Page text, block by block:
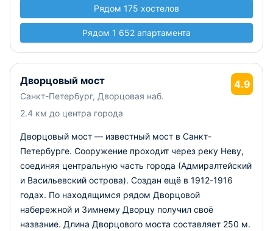
Рядом 175 хостелов
Рядом 1 652 апартамента
Дворцовый мост
Санкт-Петербург, Дворцовая наб.
2.4 км до центра города
4.9
Дворцовый мост — известный мост в Санкт-
Петербурге. Сооружение проходит через реку Неву,
соединяя центральную часть города (Адмиралтейский
и Васильевский острова). Создан ещё в 1912-1916
годах. По находящимся рядом Дворцовой
набережной и Зимнему Дворцу получил своё
название. Длина Дворцового моста составляет 250 м.